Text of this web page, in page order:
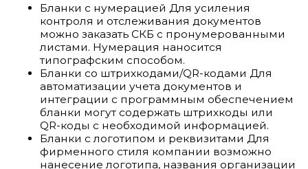
Бланки с нумерацией Для усиления
контроля и отслеживания документов
можно заказать СКБ с пронумерованными
листами. Нумерация наносится
типографским способом.
Бланки со штрихкодами/QR-кодами Для
автоматизации учета документов и
интеграции с программным обеспечением
бланки могут содержать штрихкоды или
QR-коды с необходимой информацией.
Бланки с логотипом и реквизитами Для
фирменного стиля компании возможно
нанесение логотипа, названия организации